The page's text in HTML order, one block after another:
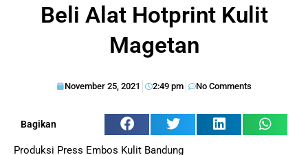
Beli Alat Hotprint Kulit
Magetan
November 25, 2021 2:49 pm No Comments
Bagikan
Produksi Press Embos Kulit Bandung